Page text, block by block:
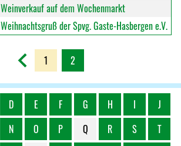
Weinverkauf auf dem Wochenmarkt
Weihnachtsgruß der Spvg. Gaste-Hasbergen e.V.
1 2
D E F G H I
J
N O P Q R S
T